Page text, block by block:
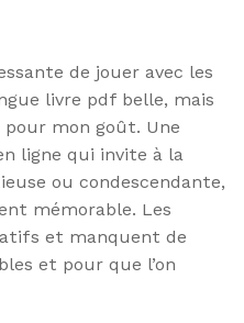
de jouer avec les
livre pdf belle, mais
mon goût. Une
ligne qui invite à la
ou condescendante,
mémorable. Les
et manquent de
et pour que l’on